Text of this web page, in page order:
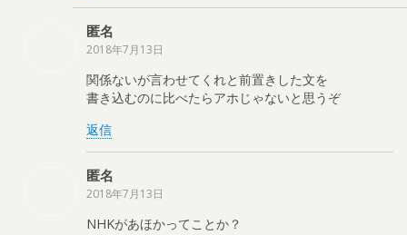
匿名
2018年7月13日
関係ないが言わせてくれと前置きした文を
書き込むのに比べたらアホじゃないと思うぞ
返信
匿名
2018年7月13日
NHKがあほかってことか？